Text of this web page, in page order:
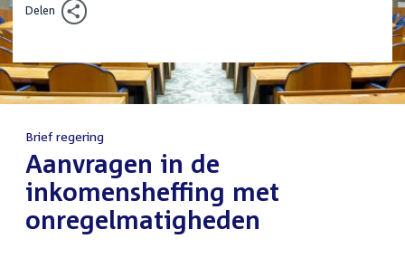
Delen
Brief regering
Aanvragen in de
inkomensheffing met
onregelmatigheden